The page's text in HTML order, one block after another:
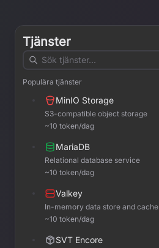
Tjänster
Populära tjänster
MinIO Storage
S3-compatible object storage
~10 token/dag
MariaDB
Relational database service
~10 token/dag
Valkey
In-memory data store and cache
~10 token/dag
SVT Encore